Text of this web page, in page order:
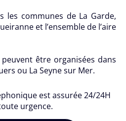
les communes de La Garde,
et l’ensemble de l’aire
être organisées dans
ou La Seyne sur Mer.
est assurée 24/24H
urgence.